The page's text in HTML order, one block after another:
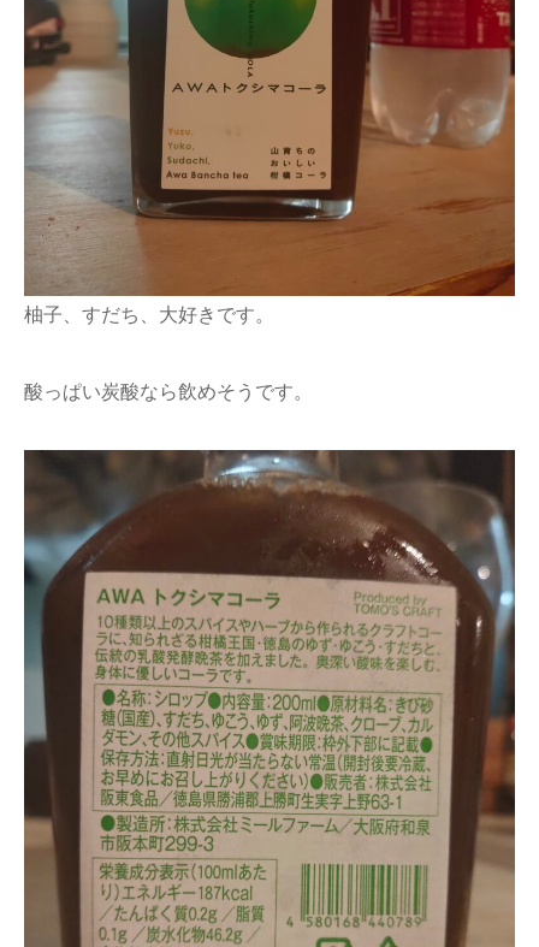
柚子、すだち、大好きです。
酸っぱい炭酸なら飲めそうです。